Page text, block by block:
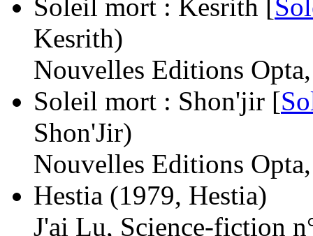
Soleil mort : Kesrith [
Kesrith)
Nouvelles Editions
Soleil mort : Shon'jir [
Shon'Jir)
Nouvelles Editions
Hestia (1979, Hestia)
J'ai Lu, Science-fiction